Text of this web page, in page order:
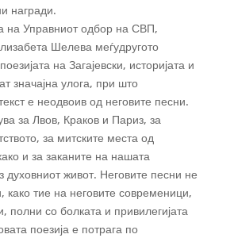
награди.
на Управниот одбор на СВП,
Шелева меѓудругото
на Загајевски, историјата и
значајна улога, при што
е неодвоив од неговите песни.
за Лвов, Краков и Париз, за
за митските места од
и за заканите на нашата
духовниот живот. Неговите песни не
како тие на неговите современици,
полни со болката и привилегијата
поезија е потрага по